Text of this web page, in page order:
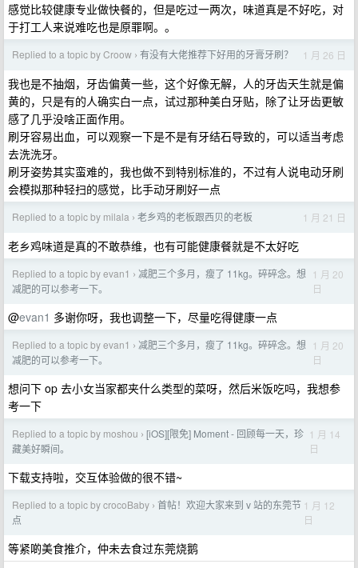
感觉比较健康专业做快餐的，但是吃过一两次，味道真是不好吃，对
于打工人来说难吃也是原罪啊。。
Replied to a topic by Croow › 有没有大佬推荐下好用的牙膏牙刷？ 1 月 26 日
我也是不抽烟，牙齿偏黄一些，这个好像无解，人的牙齿天生就是偏
黄的，只是有的人确实白一点，试过那种美白牙贴，除了让牙齿更敏
感了几乎没啥正面作用。
刷牙容易出血，可以观察一下是不是有牙结石导致的，可以适当考虑
去洗洗牙。
刷牙姿势其实蛮难的，我也做不到特别标准的，不过有人说电动牙刷
会模拟那种轻扫的感觉，比手动牙刷好一点
Replied to a topic by milala › 老乡鸡的老板跟西贝的老板 1 月 21 日
老乡鸡味道是真的不敢恭维，也有可能健康餐就是不太好吃
Replied to a topic by evan1 › 减肥三个多月，瘦了 11kg。碎碎念。想
减肥的可以参考一下。
1 月 20
日
@evan1 多谢你呀，我也调整一下，尽量吃得健康一点
Replied to a topic by evan1 › 减肥三个多月，瘦了 11kg。碎碎念。想
减肥的可以参考一下。
1 月 20
日
想问下 op 去小女当家都夹什么类型的菜呀，然后米饭吃吗，我想参
考一下
Replied to a topic by moshou › [iOS][限免] Moment - 回顾每一天，珍
藏美好瞬间。
1 月 14
日
下载支持啦，交互体验做的很不错~
Replied to a topic by crocoBaby › 首帖！欢迎大家来到 v 站的东莞节
点
1 月 12
日
等紧啲美食推介，仲未去食过东莞烧鹅